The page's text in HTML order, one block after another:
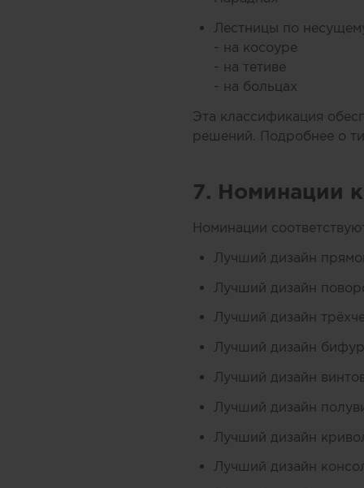
Лестницы по
- на косоуре
- на тетиве
- на больцах
Эта классификация
решений. Подробнее о
7. Номинации
Номинации
Лучший дизайн
Лучший дизайн
Лучший дизайн
Лучший дизайн
Лучший дизайн
Лучший дизайн
Лучший дизайн
Лучший дизайн